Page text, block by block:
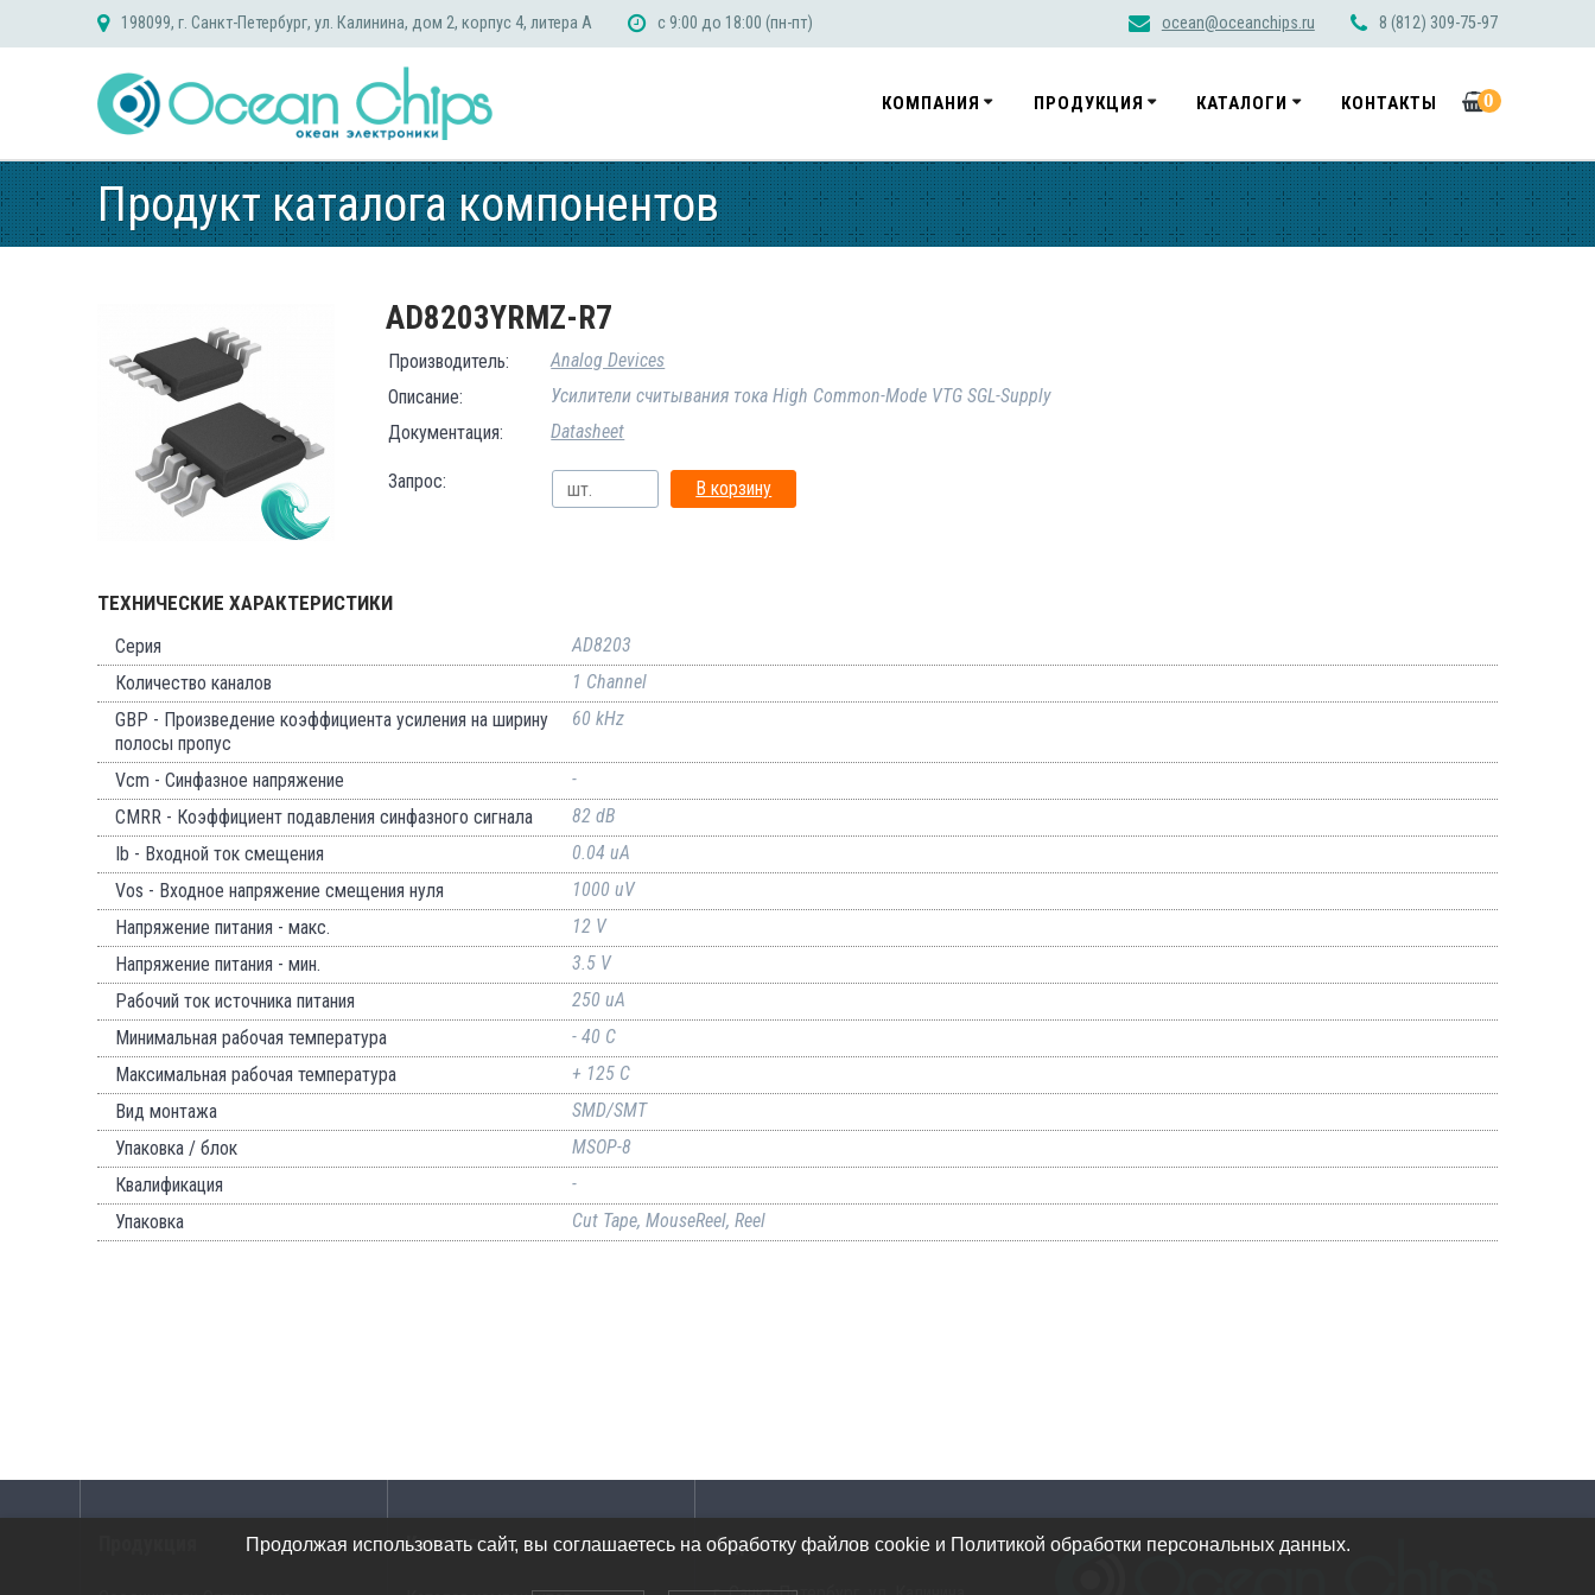
198099, г. Санкт-Петербург, ул. Калинина, дом 2, корпус 4, литера А с 9:00 до 18:00 (пн-пт) ocean@oceanchips.ru 8 (812) 309-75-97
КОМПАНИЯ ПРОДУКЦИЯ КАТАЛОГИ КОНТАКТЫ 0
Продукт каталога компонентов
AD8203YRMZ-R7
Производитель:
Analog Devices
Описание:
Усилители считывания тока High Common-Mode VTG SGL-Supply
Документация:
Datasheet
Запрос: В корзину
ТЕХНИЧЕСКИЕ ХАРАКТЕРИСТИКИ
Серия
AD8203
Количество каналов
1 Channel
GBP - Произведение коэффициента усиления на ширину
полосы пропус
60 kHz
Vcm - Синфазное напряжение
-
CMRR - Коэффициент подавления синфазного сигнала
82 dB
Ib - Входной ток смещения
0.04 uA
Vos - Входное напряжение смещения нуля
1000 uV
Напряжение питания - макс.
12 V
Напряжение питания - мин.
3.5 V
Рабочий ток источника питания
250 uA
Минимальная рабочая температура
- 40 C
Максимальная рабочая температура
+ 125 C
Вид монтажа
SMD/SMT
Упаковка / блок
MSOP-8
Квалификация
-
Упаковка
Cut Tape, MouseReel, Reel
Каталоги Адрес
Продолжая использовать сайт, вы соглашаетесь на обработку файлов cookie и Политикой обработки персональных данных.